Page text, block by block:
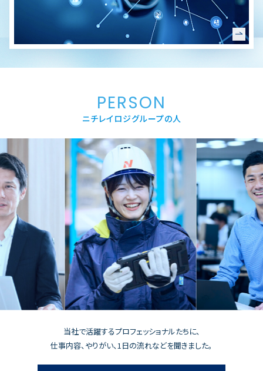
PERSON
ニチレイロジグループの人
当社で活躍するプロフェッショナルたちに、
仕事内容、やりがい、1日の流れなどを聞きました。